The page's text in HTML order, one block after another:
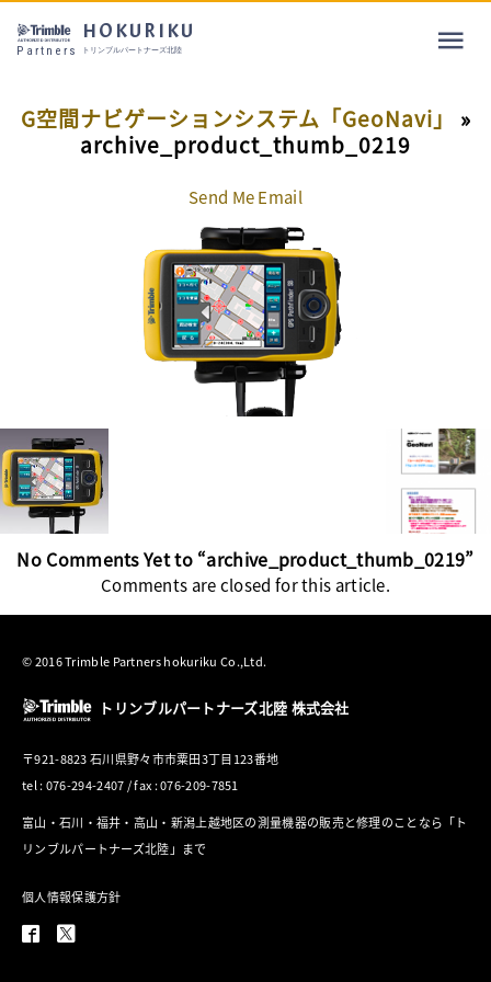
Partners
HOKURIKU
トリンブルパートナーズ北陸
G空間ナビゲーションシステム「GeoNavi」
»
archive_product_thumb_0219
Send Me Email
No Comments Yet to “archive_product_thumb_0219”
Comments are closed for this article.
© 2016 Trimble Partners hokuriku Co.,Ltd.
トリンブルパートナーズ北陸 株式会社
〒921-8823 石川県野々市市粟田3丁目123番地
tel : 076-294-2407 / fax : 076-209-7851
富山・石川・福井・高山・新潟上越地区の測量機器の販売と修理のことなら「ト
リンブルパートナーズ北陸」まで
個人情報保護方針